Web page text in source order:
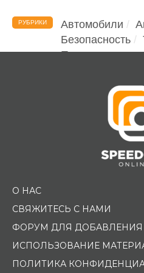
РУБРИКИ Автомобили
Безопасность
Помощь
О НАС
СВЯЖИТЕСЬ С НАМИ
ФОРУМ ДЛЯ ДОБАВЛЕНИЯ
ИСПОЛЬЗОВАНИЕ
ПОЛИТИКА